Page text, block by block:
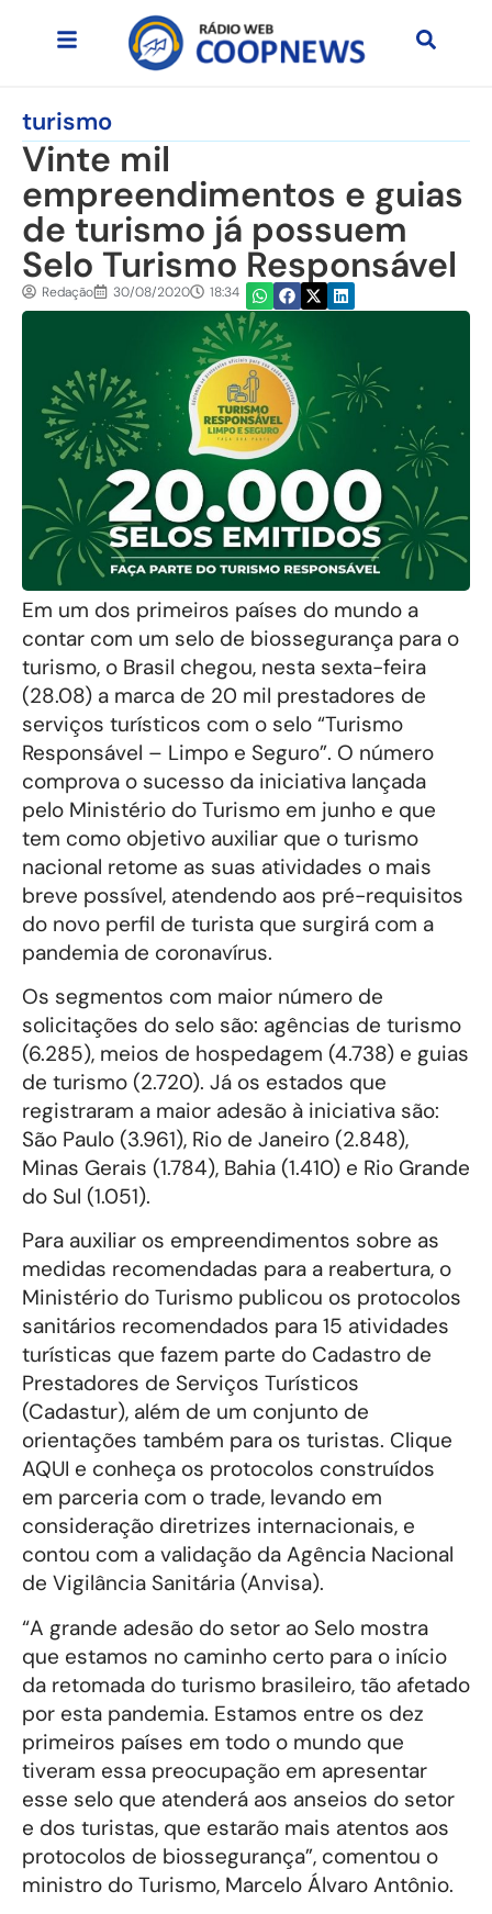
turismo
Vinte mil
empreendimentos e guias
de turismo já possuem
Selo Turismo Responsável
Redação 30/08/2020 18:34
Em um dos primeiros países do mundo a
contar com um selo de biossegurança para o
turismo, o Brasil chegou, nesta sexta-feira
(28.08) a marca de 20 mil prestadores de
serviços turísticos com o selo “Turismo
Responsável – Limpo e Seguro”. O número
comprova o sucesso da iniciativa lançada
pelo Ministério do Turismo em junho e que
tem como objetivo auxiliar que o turismo
nacional retome as suas atividades o mais
breve possível, atendendo aos pré-requisitos
do novo perfil de turista que surgirá com a
pandemia de coronavírus.
Os segmentos com maior número de
solicitações do selo são: agências de turismo
(6.285), meios de hospedagem (4.738) e guias
de turismo (2.720). Já os estados que
registraram a maior adesão à iniciativa são:
São Paulo (3.961), Rio de Janeiro (2.848),
Minas Gerais (1.784), Bahia (1.410) e Rio Grande
do Sul (1.051).
Para auxiliar os empreendimentos sobre as
medidas recomendadas para a reabertura, o
Ministério do Turismo publicou os protocolos
sanitários recomendados para 15 atividades
turísticas que fazem parte do Cadastro de
Prestadores de Serviços Turísticos
(Cadastur), além de um conjunto de
orientações também para os turistas. Clique
AQUI e conheça os protocolos construídos
em parceria com o trade, levando em
consideração diretrizes internacionais, e
contou com a validação da Agência Nacional
de Vigilância Sanitária (Anvisa).
“A grande adesão do setor ao Selo mostra
que estamos no caminho certo para o início
da retomada do turismo brasileiro, tão afetado
por esta pandemia. Estamos entre os dez
primeiros países em todo o mundo que
tiveram essa preocupação em apresentar
esse selo que atenderá aos anseios do setor
e dos turistas, que estarão mais atentos aos
protocolos de biossegurança”, comentou o
ministro do Turismo, Marcelo Álvaro Antônio.